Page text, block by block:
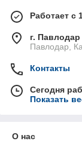
Работает с
г. Павлодар
Павлодар,
Контакты
Сегодня
Показать
О нас